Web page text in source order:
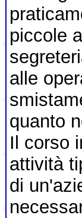
piccole
alle
quanto
Il corso
attività
di